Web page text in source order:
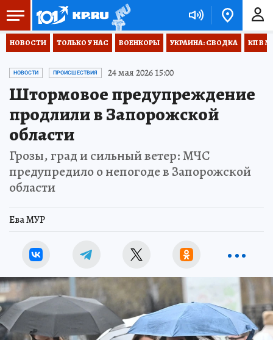
НОВОСТИ ТОЛЬКО У НАС ВОЕНКОРЫ УКРАИНА: СВОДКА КП В
НОВОСТИ ПРОИСШЕСТВИЯ 24 мая 2026 15:00
Штормовое предупреждение
продлили в Запорожской
области
Грозы, град и сильный ветер: МЧС
предупредило о непогоде в Запорожской
области
Ева МУР